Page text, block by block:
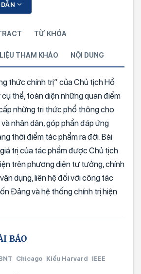
TỪ KHÓA
THAM KHẢO NỘI DUNG
thức chính trị” của Chủ tịch Hồ
cụ thể, toàn diện những quan điểm
những tri thức phổ thông cho
nhân dân, góp phần đáp ứng
thời điểm tác phẩm ra đời. Bài
trị của tác phẩm được Chủ tịch
trên phương diện tư tưởng, chính
dụng, liên hệ đối với công tác
Đảng và hệ thống chính trị hiện
BÁO
Chicago Kiểu Harvard IEEE